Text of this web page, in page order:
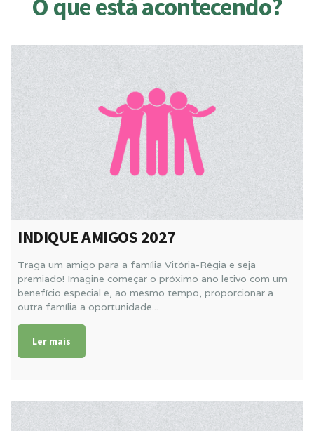
O que está acontecendo?
INDIQUE AMIGOS 2027
Traga um amigo para a família Vitória-Régia e seja
premiado! Imagine começar o próximo ano letivo com um
benefício especial e, ao mesmo tempo, proporcionar a
outra família a oportunidade...
Ler mais